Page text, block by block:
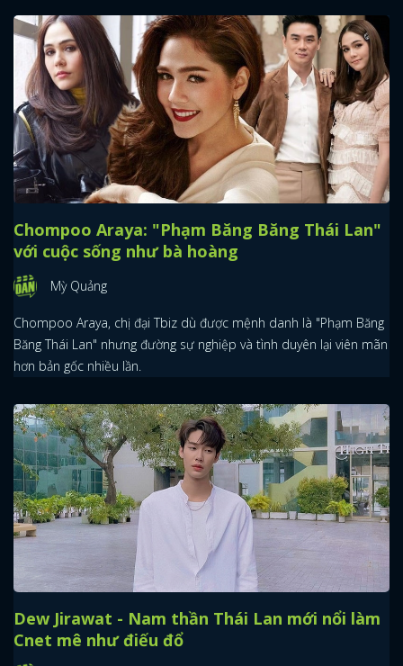
Chompoo Araya: "Phạm Băng Băng Thái Lan"
với cuộc sống như bà hoàng
Mỳ Quảng
Chompoo Araya, chị đại Tbiz dù được mệnh danh là "Phạm Băng
Băng Thái Lan" nhưng đường sự nghiệp và tình duyên lại viên mãn
hơn bản gốc nhiều lần.
Dew Jirawat - Nam thần Thái Lan mới nổi làm
Cnet mê như điếu đổ